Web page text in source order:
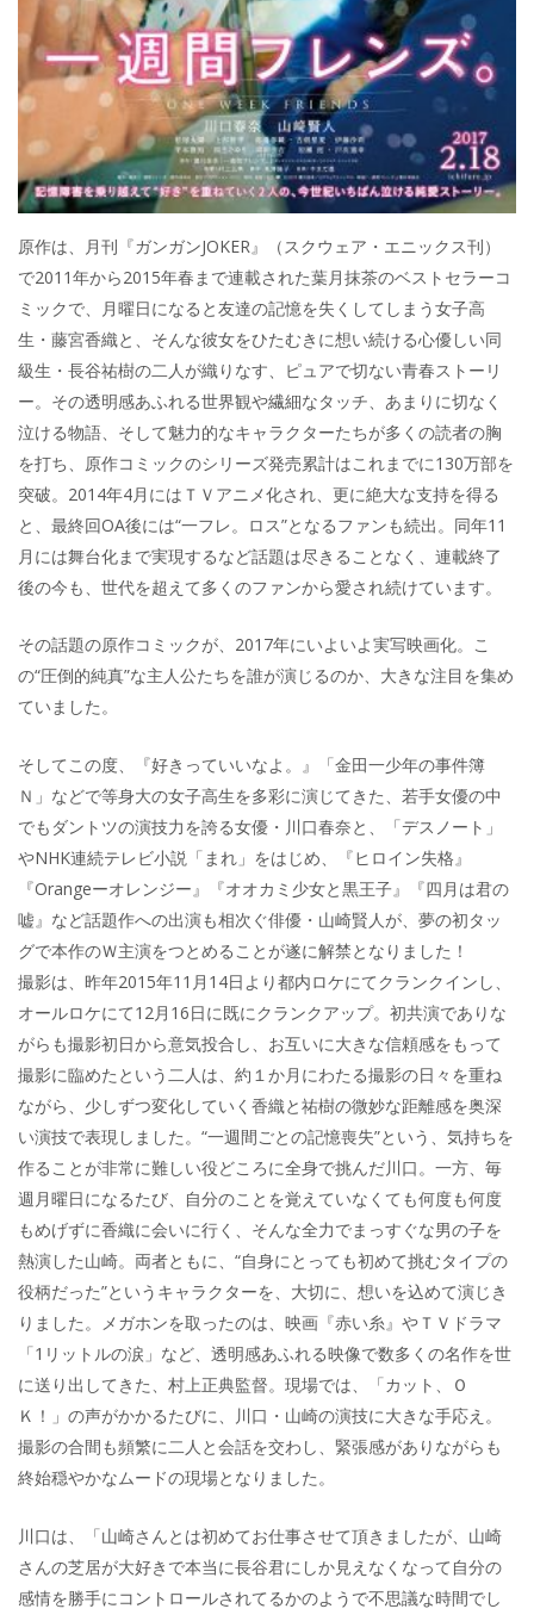
原作は、月刊『ガンガンJOKER』（スクウェア・エニックス刊）
で2011年から2015年春まで連載された葉月抹茶のベストセラーコ
ミックで、月曜日になると友達の記憶を失くしてしまう女子高
生・藤宮香織と、そんな彼女をひたむきに想い続ける心優しい同
級生・長谷祐樹の二人が織りなす、ピュアで切ない青春ストーリ
ー。その透明感あふれる世界観や繊細なタッチ、あまりに切なく
泣ける物語、そして魅力的なキャラクターたちが多くの読者の胸
を打ち、原作コミックのシリーズ発売累計はこれまでに130万部を
突破。2014年4月にはＴＶアニメ化され、更に絶大な支持を得る
と、最終回OA後には“一フレ。ロス”となるファンも続出。同年11
月には舞台化まで実現するなど話題は尽きることなく、連載終了
後の今も、世代を超えて多くのファンから愛され続けています。
その話題の原作コミックが、2017年にいよいよ実写映画化。こ
の“圧倒的純真”な主人公たちを誰が演じるのか、大きな注目を集め
ていました。
そしてこの度、『好きっていいなよ。』「金田一少年の事件簿
Ｎ」などで等身大の女子高生を多彩に演じてきた、若手女優の中
でもダントツの演技力を誇る女優・川口春奈と、「デスノート」
やNHK連続テレビ小説「まれ」をはじめ、『ヒロイン失格』
『Orangeーオレンジー』『オオカミ少女と黒王子』『四月は君の
嘘』など話題作への出演も相次ぐ俳優・山崎賢人が、夢の初タッ
グで本作のＷ主演をつとめることが遂に解禁となりました！
撮影は、昨年2015年11月14日より都内ロケにてクランクインし、
オールロケにて12月16日に既にクランクアップ。初共演でありな
がらも撮影初日から意気投合し、お互いに大きな信頼感をもって
撮影に臨めたという二人は、約１か月にわたる撮影の日々を重ね
ながら、少しずつ変化していく香織と祐樹の微妙な距離感を奥深
い演技で表現しました。“一週間ごとの記憶喪失”という、気持ちを
作ることが非常に難しい役どころに全身で挑んだ川口。一方、毎
週月曜日になるたび、自分のことを覚えていなくても何度も何度
もめげずに香織に会いに行く、そんな全力でまっすぐな男の子を
熱演した山崎。両者ともに、“自身にとっても初めて挑むタイプの
役柄だった”というキャラクターを、大切に、想いを込めて演じき
りました。メガホンを取ったのは、映画『赤い糸』やＴＶドラマ
「1リットルの涙」など、透明感あふれる映像で数多くの名作を世
に送り出してきた、村上正典監督。現場では、「カット、Ｏ
Ｋ！」の声がかかるたびに、川口・山崎の演技に大きな手応え。
撮影の合間も頻繁に二人と会話を交わし、緊張感がありながらも
終始穏やかなムードの現場となりました。
川口は、「山崎さんとは初めてお仕事させて頂きましたが、山崎
さんの芝居が大好きで本当に長谷君にしか見えなくなって自分の
感情を勝手にコントロールされてるかのようで不思議な時間でし